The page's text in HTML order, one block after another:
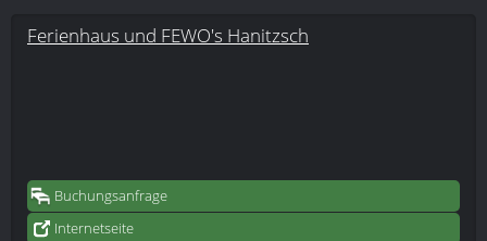
Ferienhaus und FEWO's Hanitzsch
Buchungsanfrage
Internetseite